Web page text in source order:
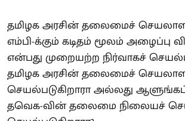
தமிழக அரசின் தலைமைச்
எம்பி-க்கும் கடிதம் மூலம் அழைப்பு
என்பது முறையற்ற நிர்வாகச்
தமிழக அரசின் தலைமைச்
செயல்படுகிறாரா அல்லது
தவெக-வின் தலைமை நிலையச்